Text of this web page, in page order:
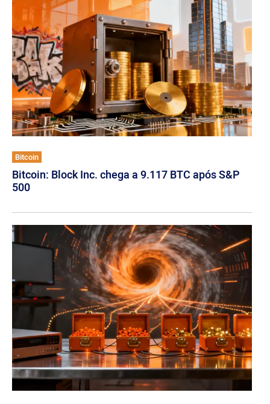
Bitcoin
Bitcoin: Block Inc. chega a 9.117 BTC após S&P
500